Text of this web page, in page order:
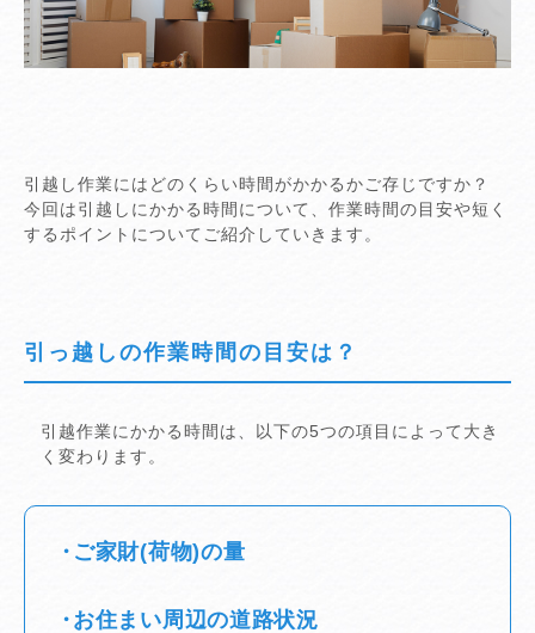
引越し作業にはどのくらい時間がかかるかご存じですか？
今回は引越しにかかる時間について、作業時間の目安や短く
するポイントについてご紹介していきます。
引っ越しの作業時間の目安は？
引越作業にかかる時間は、以下の5つの項目によって大き
く変わります。
ご家財(荷物)の量
お住まい周辺の道路状況